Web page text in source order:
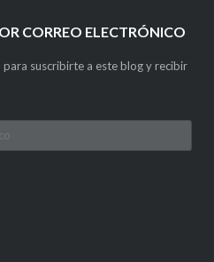
CORREO ELECTRÓNICO
suscribirte a este blog y recibir